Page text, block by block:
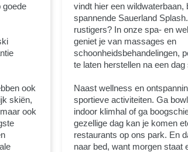
goede
ook
skiën,
ook
vindt hier een wildwaterbaan,
spannende Sauerland
rustigers? In onze spa- en
geniet je van massages en
schoonheidsbehandelingen,
te laten herstellen na een dag
Naast wellness en
sportieve activiteiten. Ga
indoor klimhal of ga
gezellige dag kan je komen
restaurants op ons park. En
naar bed, want morgen staat